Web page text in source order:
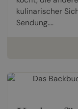
kulinarischer
Sendung....